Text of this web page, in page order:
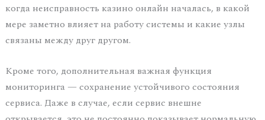
когда неисправность казино онлайн началась, в какой
мере заметно влияет на работу системы и какие узлы
связаны между друг другом.
Кроме того, дополнительная важная функция
мониторинга — сохранение устойчивого состояния
сервиса. Даже в случае, если сервис внешне